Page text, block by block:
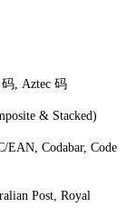
, Aztec 码
& Stacked)
EAN, Codabar, Code
Post, Royal